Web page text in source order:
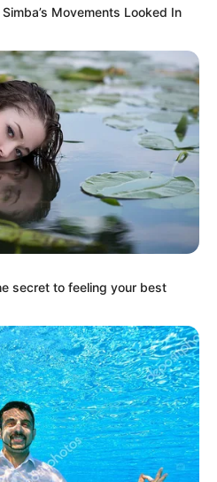
megkérte, hogy
hűtőjükből,
hogy minden
unokámmal,
Movements Looked In
secret to feeling your best